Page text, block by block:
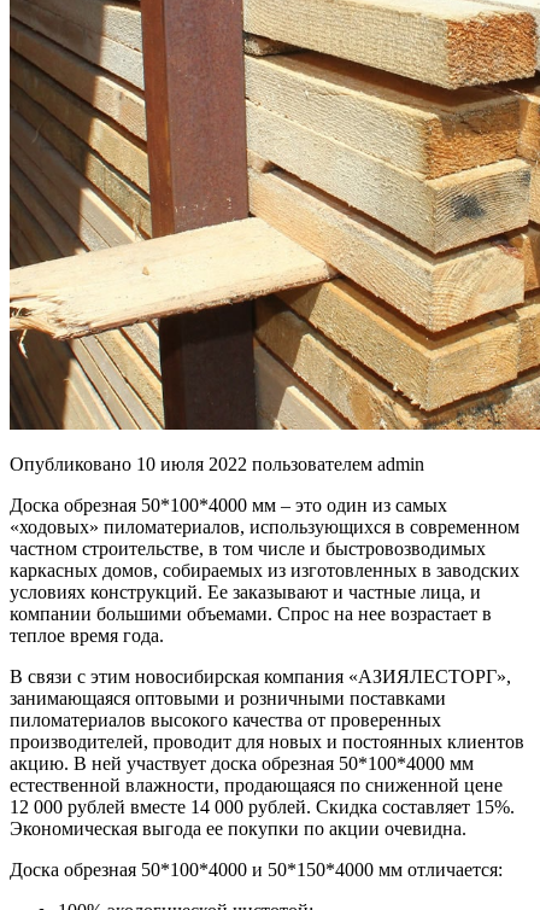
Опубликовано 10 июля 2022 пользователем admin
Доска обрезная 50*100*4000 мм – это один из самых
«ходовых» пиломатериалов, использующихся в современном
частном строительстве, в том числе и быстровозводимых
каркасных домов, собираемых из изготовленных в заводских
условиях конструкций. Ее заказывают и частные лица, и
компании большими объемами. Спрос на нее возрастает в
теплое время года.
В связи с этим новосибирская компания «АЗИЯЛЕСТОРГ»,
занимающаяся оптовыми и розничными поставками
пиломатериалов высокого качества от проверенных
производителей, проводит для новых и постоянных клиентов
акцию. В ней участвует доска обрезная 50*100*4000 мм
естественной влажности, продающаяся по сниженной цене
12 000 рублей вместе 14 000 рублей. Скидка составляет 15%.
Экономическая выгода ее покупки по акции очевидна.
Доска обрезная 50*100*4000 и 50*150*4000 мм отличается: